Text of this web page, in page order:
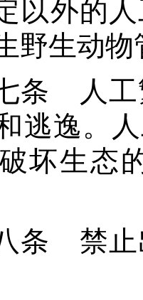
以外的
野生动
条 人工
逃逸。
坏生态
条 禁止